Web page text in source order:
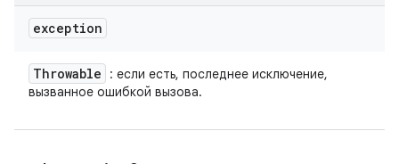
exception
Throwable
: если есть, последнее исключение,
вызванное ошибкой вызова.